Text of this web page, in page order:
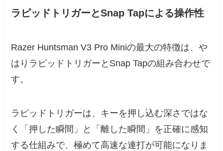
ラピッドトリガーとSnap Tapによる操作性
Razer Huntsman V3 Pro Miniの最大の特徴は、や
はりラピッドトリガーとSnap Tapの組み合わせで
す。
ラピッドトリガーは、キーを押し込む深さではな
く「押した瞬間」と「離した瞬間」を正確に感知
する仕組みで、極めて高速な連打が可能になりま